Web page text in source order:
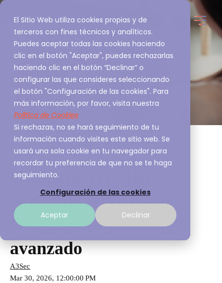
El Sitio Web utiliza cookies propias y de
terceros con fines técnicos y analíticos.
Puedes aceptar todas las cookies haciendo
clic en el botón "Aceptar", puedes rechazarlas
haciendo clic en el botón “Declinar” o
configurar las que consideres seleccionando
el botón "Configuración de las cookies". Para
más información, por favor, visita nuestra
Política de Cookies
Si rechazas, no se hará seguimiento de tu
información cuando visites este sitio web. Se
usará una sola cookie en tu navegador para
recordar tu preferencia de que no se te haga
seguimiento.
Configuración de las cookies
Aceptar Declinar
Campaña GTFIRE -
Abuso de servicios de
Google para phishing
avanzado
A3Sec
Mar 30, 2026, 12:00:00 PM